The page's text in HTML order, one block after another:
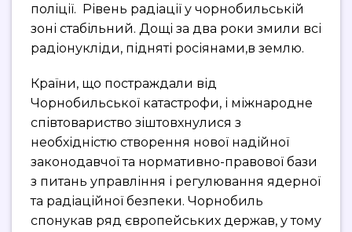
поліції. Рівень радіації у чорнобильській
зоні стабільний. Дощі за два роки змили всі
радіонукліди, підняті росіянами,в землю.
Країни, що постраждали від
Чорнобильської катастрофи, і міжнародне
співтовариство зіштовхнулися з
необхідністю створення нової надійної
законодавчої та нормативно-правової бази
з питань управління і регулювання ядерної
та радіаційної безпеки. Чорнобиль
спонукав ряд європейських держав, у тому